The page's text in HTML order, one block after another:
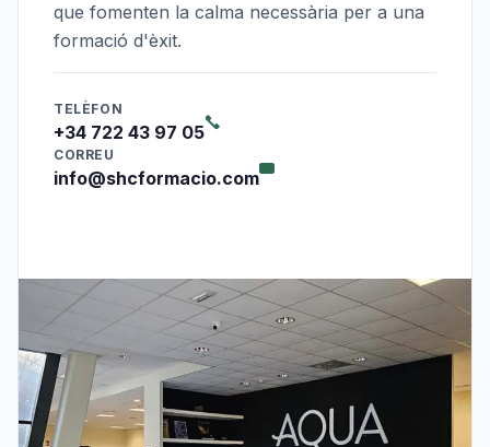
que fomenten la calma necessària per a una
formació d'èxit.
TELÈFON
+34 722 43 97 05
CORREU
info@shcformacio.com